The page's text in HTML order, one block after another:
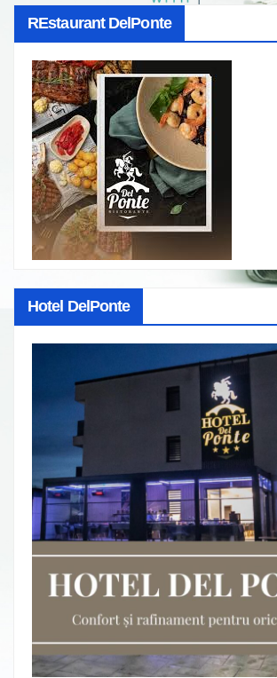
REstaurant DelPonte
Hotel DelPonte